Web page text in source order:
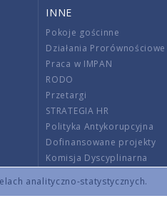
analityczno-statystycznych.
INNE
Pokoje gościnne
Działania Prorównościowe
Praca w IMPAN
RODO
Przetargi
STRATEGIA HR
Polityka Antykorupcyjna
Dofinansowane projekty
Komisja Dyscyplinarna
Wnoszenie opłat